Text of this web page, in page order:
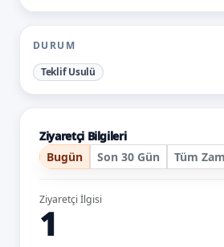
DURUM
Teklif Usulü
Ziyaretçi Bilgileri
Bugün
Son 30 Gün Tüm
Ziyaretçi İlgisi
1